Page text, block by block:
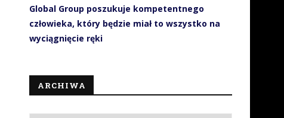
Global Group poszukuje kompetentnego
człowieka, który będzie miał to wszystko na
wyciągnięcie ręki
ARCHIWA